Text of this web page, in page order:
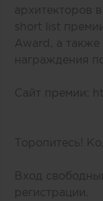
архитекторов
short list
Award
, а
награждения
Сайт премии:
Торопитесь!
Вход
регистрации.